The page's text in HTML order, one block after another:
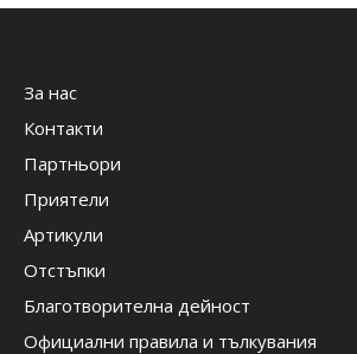
За нас
Контакти
Партньори
Приятели
Артикули
Отстъпки
Благотворителна дейност
Официални правила и тълкувания